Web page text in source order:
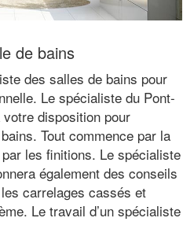
de bains
des salles de bains pour
Le spécialiste du Pont-
disposition pour
Tout commence par la
les finitions. Le spécialiste
également des conseils
carrelages cassés et
Le travail d’un spécialiste